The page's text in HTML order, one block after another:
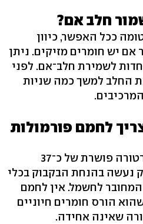
חלב אם?
ככל האפשר, כיוון
אם יש חומרים מזיקים. ניתן
לשמירת חלב־אם. לפני
החלב למשך כמה שניות
לחמם פורמולות
החלב צריך להיות בטמפרטורה פושרת של כ־37
נעשה בהנחת הבקבוק בכלי
לחשמל. אין לחמם
הורס חומרים חיוניים
שאינה אחידה.